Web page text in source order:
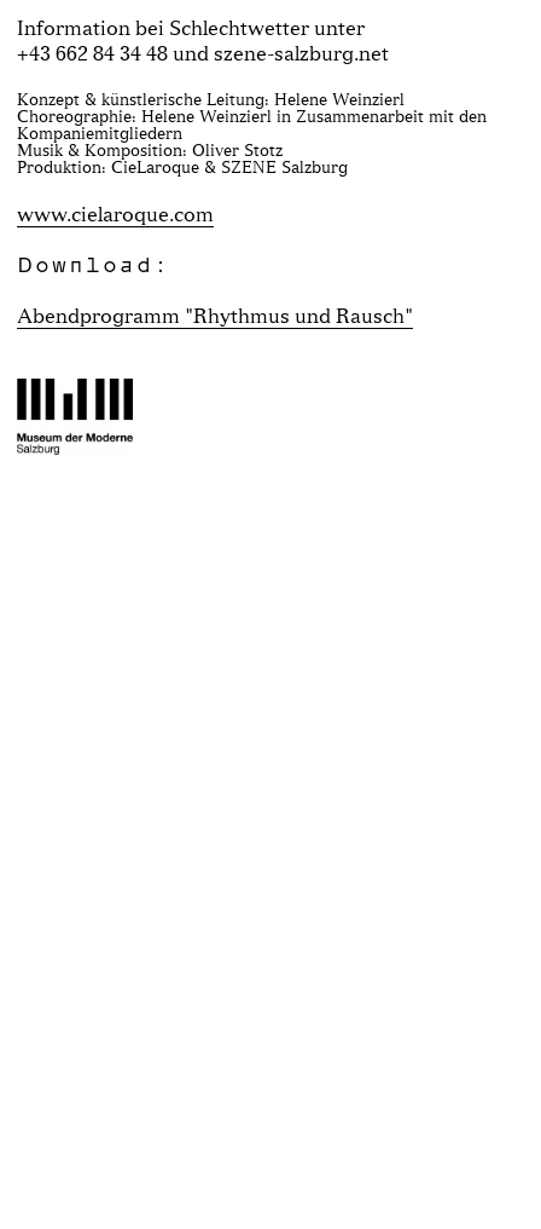
Information bei Schlechtwetter unter
+43 662 84 34 48 und szene-salzburg.net
Konzept & künstlerische Leitung: Helene Weinzierl
Choreographie: Helene Weinzierl in Zusammenarbeit mit den
Kompaniemitgliedern
Musik & Komposition: Oliver Stotz
Produktion: CieLaroque & SZENE Salzburg
www.cielaroque.com
Download:
Abendprogramm "Rhythmus und Rausch"